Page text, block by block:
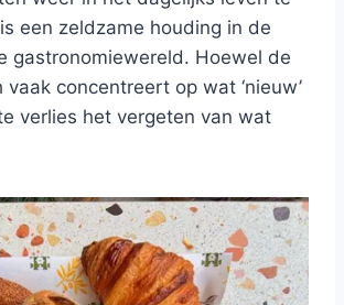
een zeldzame houding in de
gastronomiewereld. Hoewel de
concentreert op wat ‘nieuw’
verlies het vergeten van wat